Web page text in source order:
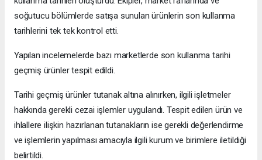
soğutucu bölümlerde satışa sunulan ürünlerin son kullanma
tarihlerini tek tek kontrol etti.
Yapılan incelemelerde bazı marketlerde son kullanma tarihi
geçmiş ürünler tespit edildi.
Tarihi geçmiş ürünler tutanak altına alınırken, ilgili işletmeler
hakkında gerekli cezai işlemler uygulandı. Tespit edilen ürün ve
ihlallere ilişkin hazırlanan tutanakların ise gerekli değerlendirme
ve işlemlerin yapılması amacıyla ilgili kurum ve birimlere iletildiği
belirtildi.